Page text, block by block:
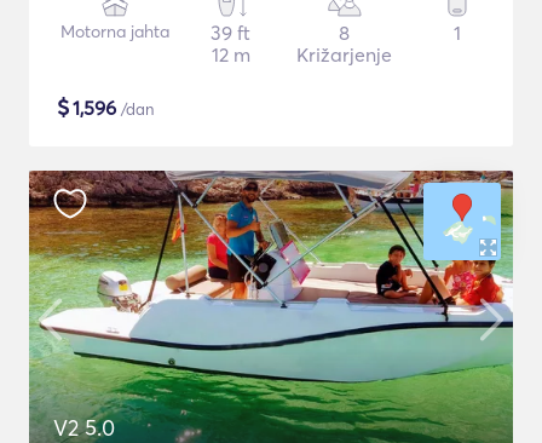
Motorna jahta
39 ft
12 m
8
Križarjenje
1
$1,596 /dan
V2 5.0